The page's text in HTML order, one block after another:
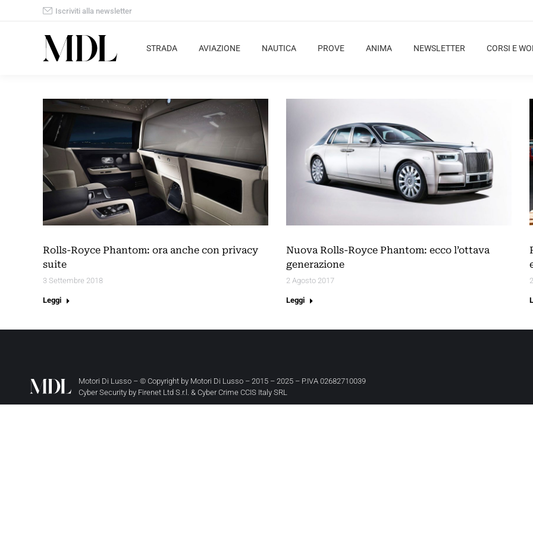
Iscriviti alla newsletter
STRADA AVIAZIONE NAUTICA PROVE ANIMA NEWSLETTER CORSI E
Rolls-Royce Phantom: ora anche con privacy
suite
3 Settembre 2018
Leggi
Nuova Rolls-Royce Phantom: ecco l’ottava
generazione
2 Agosto 2017
Leggi
Motori Di Lusso – © Copyright by Motori Di Lusso – 2015 – 2025 – P.IVA 02682710039
Cyber Security by Firenet Ltd S.r.l. & Cyber Crime CCIS Italy SRL